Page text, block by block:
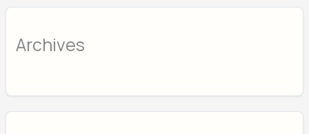
Archives